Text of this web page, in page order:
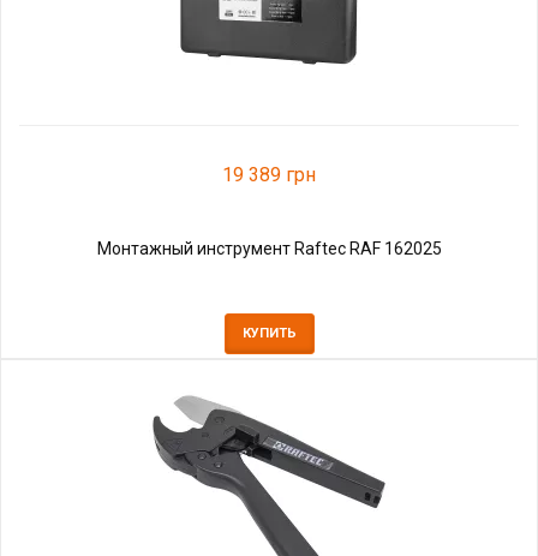
19 389 грн
Монтажный инструмент Raftec RAF 162025
КУПИТЬ